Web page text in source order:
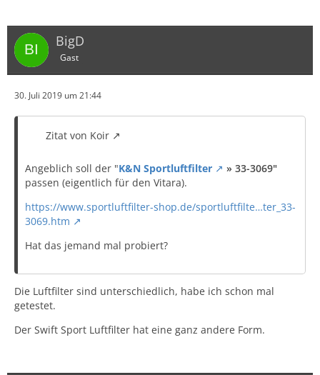
BigD
Gast
30. Juli 2019 um 21:44
Zitat von Koir
Angeblich soll der "K&N Sportluftfilter
» 33-3069"
passen (eigentlich für den Vitara).
https://www.sportluftfilter-shop.de/sportluftfilte…ter_33-
3069.htm
Hat das jemand mal probiert?
Die Luftfilter sind unterschiedlich, habe ich schon mal
getestet.
Der Swift Sport Luftfilter hat eine ganz andere Form.